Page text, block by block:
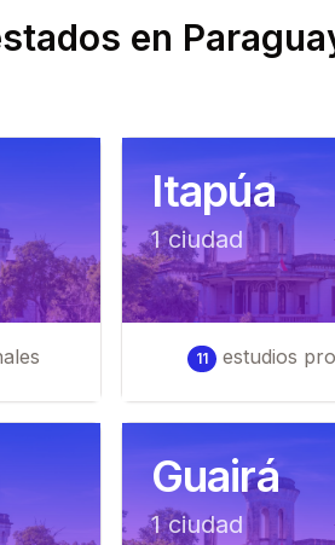
en
Itapúa
1ciudad
11 estudios
Guairá
1ciudad